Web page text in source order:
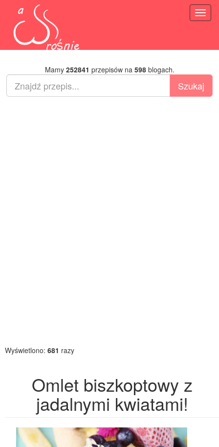
Mamy 252841 przepisów na 598blogach.
Wyświetlono: 681 razy
Omlet biszkoptowy z
jadalnymi kwiatami!